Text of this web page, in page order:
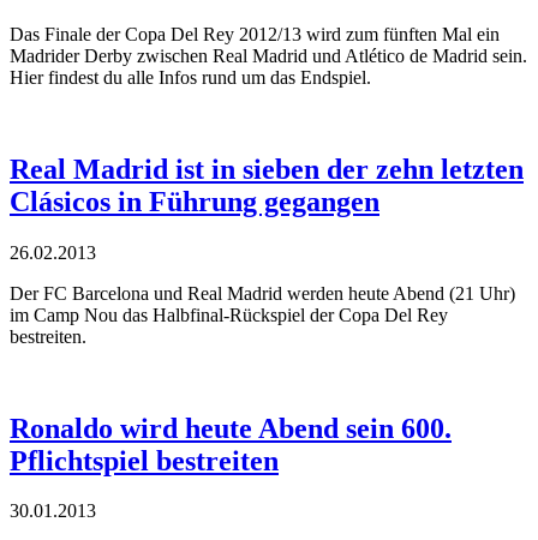
Das Finale der Copa Del Rey 2012/13 wird zum fünften Mal ein
Madrider Derby zwischen Real Madrid und Atlético de Madrid sein.
Hier findest du alle Infos rund um das Endspiel.
Real Madrid ist in sieben der zehn letzten
Clásicos in Führung gegangen
26.02.2013
Der FC Barcelona und Real Madrid werden heute Abend (21 Uhr)
im Camp Nou das Halbfinal-Rückspiel der Copa Del Rey
bestreiten.
Ronaldo wird heute Abend sein 600.
Pflichtspiel bestreiten
30.01.2013